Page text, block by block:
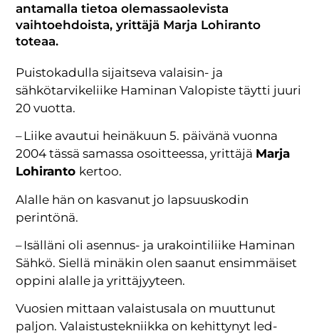
antamalla tietoa olemassaolevista
vaihtoehdoista, yrittäjä Marja Lohiranto
toteaa.
Puistokadulla sijaitseva valaisin- ja
sähkötarvikeliike Haminan Valopiste täytti juuri
20 vuotta.
– Liike avautui heinäkuun 5. päivänä vuonna
2004 tässä samassa osoitteessa, yrittäjä Marja
Lohiranto kertoo.
Alalle hän on kasvanut jo lapsuuskodin
perintönä.
– Isälläni oli asennus- ja urakointiliike Haminan
Sähkö. Siellä minäkin olen saanut ensimmäiset
oppini alalle ja yrittäjyyteen.
Vuosien mittaan valaistusala on muuttunut
paljon. Valaistustekniikka on kehittynyt led-